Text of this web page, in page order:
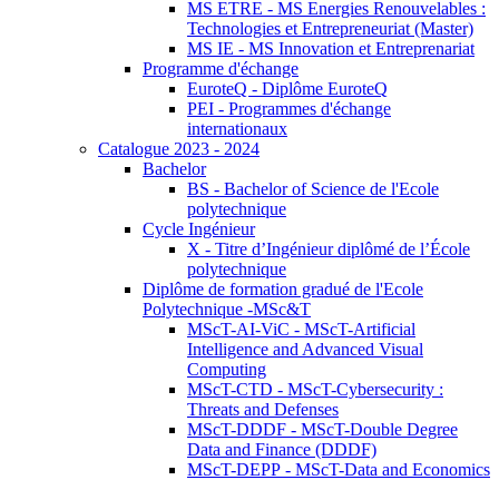
MS ETRE - MS Energies Renouvelables :
Technologies et Entrepreneuriat (Master)
MS IE - MS Innovation et Entreprenariat
Programme d'échange
EuroteQ - Diplôme EuroteQ
PEI - Programmes d'échange
internationaux
Catalogue 2023 - 2024
Bachelor
BS - Bachelor of Science de l'Ecole
polytechnique
Cycle Ingénieur
X - Titre d’Ingénieur diplômé de l’École
polytechnique
Diplôme de formation gradué de l'Ecole
Polytechnique -MSc&T
MScT-AI-ViC - MScT-Artificial
Intelligence and Advanced Visual
Computing
MScT-CTD - MScT-Cybersecurity :
Threats and Defenses
MScT-DDDF - MScT-Double Degree
Data and Finance (DDDF)
MScT-DEPP - MScT-Data and Economics